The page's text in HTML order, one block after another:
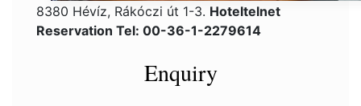
8380 Hévíz, Rákóczi út 1-3. Hoteltelnet
Reservation Tel: 00-36-1-2279614
Enquiry